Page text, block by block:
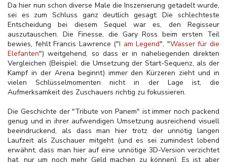
Da hier nun schon diverse Male die Inszenierung getadelt wurde,
sei es zum Schluss ganz deutlich gesagt: Die schlechteste
Entscheidung bei diesem Sequel war es, den Regisseur
auszutauschen. Die Finesse, die Gary Ross beim ersten Teil
bewies, fehlt Francis Lawrence ("I am Legend", "Wasser für die
Elefanten") weitgehend, so dass er in naheliegenden direkten
Vergleichen (Beispiel: die Umsetzung der Start-Sequenz, als der
Kampf in der Arena beginnt) immer den Kürzeren zieht und in
vielen Schlüsselmomenten nicht in der Lage ist, die
Aufmerksamkeit des Zuschauers richtig zu fokussieren.
Die Geschichte der "Tribute von Panem" ist immer noch packend
genug und in ihrer aufwendigen Umsetzung ausreichend visuell
beeindruckend, als dass man hier trotz der unnötig langen
Laufzeit als Zuschauer mitgeht (und es sei zumindest lobend
erwähnt, dass man hier auf eine unnötige 3D-Version verzichtet
hat, nur um noch mehr Geld machen zu können). Es ist aber